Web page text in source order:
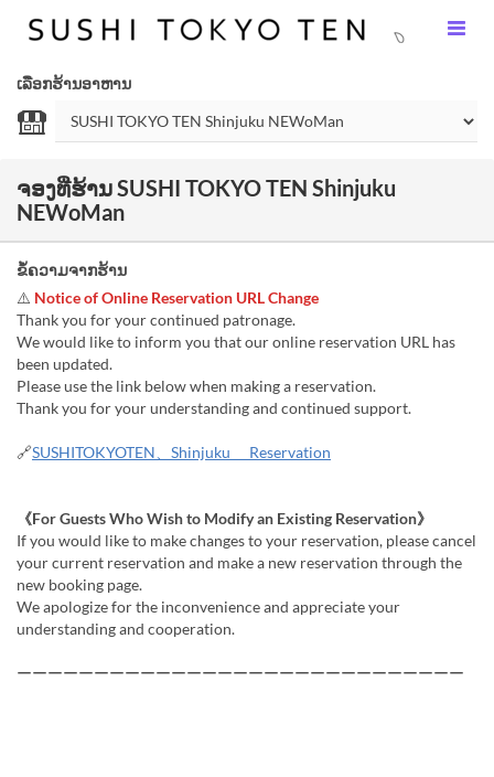
ເລືອກຮ້ານອາຫານ
ຈອງທີ່ຮ້ານ SUSHI TOKYO TEN Shinjuku
NEWoMan
ຂໍ້ຄວາມຈາກຮ້ານ
⚠️ Notice of Online Reservation URL Change
Thank you for your continued patronage.
We would like to inform you that our online reservation URL has
been updated.
Please use the link below when making a reservation.
Thank you for your understanding and continued support.
🔗SUSHITOKYOTEN、Shinjuku Reservation
《For Guests Who Wish to Modify an Existing Reservation》
If you would like to make changes to your reservation, please cancel
your current reservation and make a new reservation through the
new booking page.
We apologize for the inconvenience and appreciate your
understanding and cooperation.
ーーーーーーーーーーーーーーーーーーーーーーーーーーーーー